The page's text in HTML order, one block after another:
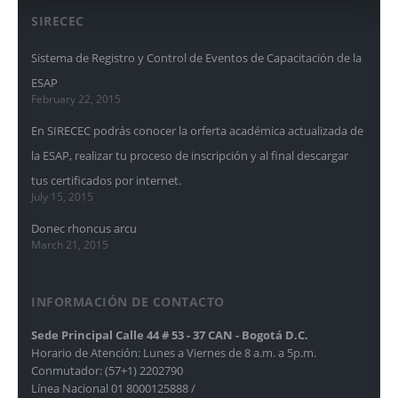
SIRECEC
Sistema de Registro y Control de Eventos de Capacitación de la
ESAP
February 22, 2015
En SIRECEC podrás conocer la orferta académica actualizada de
la ESAP, realizar tu proceso de inscripción y al final descargar
tus certificados por internet.
July 15, 2015
Donec rhoncus arcu
March 21, 2015
INFORMACIÓN DE CONTACTO
Sede Principal Calle 44 # 53 - 37 CAN - Bogotá D.C.
Horario de Atención: Lunes a Viernes de 8 a.m. a 5p.m.
Conmutador: (57+1) 2202790
Línea Nacional 01 8000125888 /